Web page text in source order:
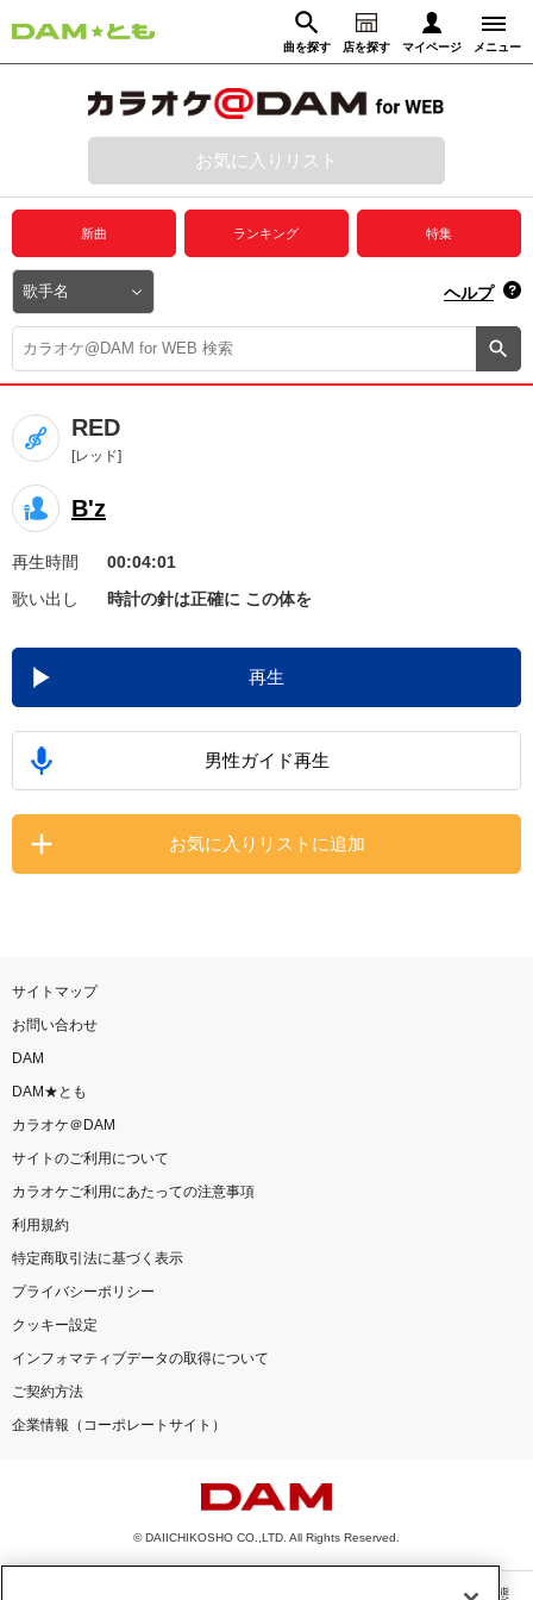
曲を探す 店を探す マイページ メニュー
動画からさがす 録音からさがす
ログイン
プレミアムサービス
DAM★とも動画
DAM★とも録音
カラオケ＠DAM
ユーザー検索
キャンペーン
お知らせ よくあるご質問
DAMの新曲・ランキングなど
カラオケ最新情報をチェック！
家族や友達と一緒に！練習にも！
お気に入りリスト
新曲 ランキング 特集
ヘルプ
RED
[レッド]
B'z
再生時間
00:04:01
歌い出し
時計の針は正確に この体を
再生
男性ガイド再生
お気に入りリストに追加
サイトマップ
お問い合わせ
DAM
DAM★とも
カラオケ＠DAM
サイトのご利用について
カラオケご利用にあたっての注意事項
利用規約
特定商取引法に基づく表示
プライバシーポリシー
クッキー設定
インフォマティブデータの取得について
ご契約方法
企業情報（コーポレートサイト）
© DAIICHIKOSHO CO.,LTD. All Rights Reserved.
このサイトに掲載されている一切の文章・画像・写真・動画・音声等を、手段や形態